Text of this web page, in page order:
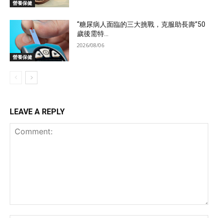
營養保健
營養保健
“糖尿病人面臨的三大挑戰，克服助長壽”50
歲後需特...
2026/08/06
LEAVE A REPLY